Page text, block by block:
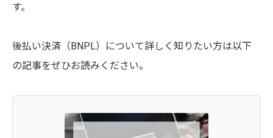
す。
後払い決済（BNPL）について詳しく知りたい方は以下
の記事をぜひお読みください。